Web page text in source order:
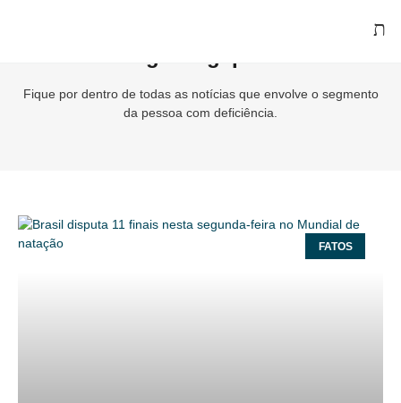
Fique por dentro de todas as notícias que envolve o segmento
da pessoa com deficiência.
FATOS